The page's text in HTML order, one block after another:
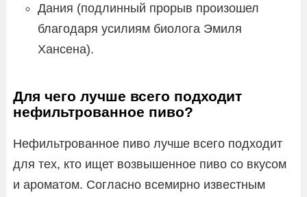
Дания (подлинный прорыв произошел
благодаря усилиям биолога Эмиля
Хансена).
Для чего лучше всего подходит
нефильтрованное пиво?
Нефильтрованное пиво лучше всего подходит
для тех, кто ищет возвышенное пиво со вкусом
и ароматом. Согласно всемирно известным